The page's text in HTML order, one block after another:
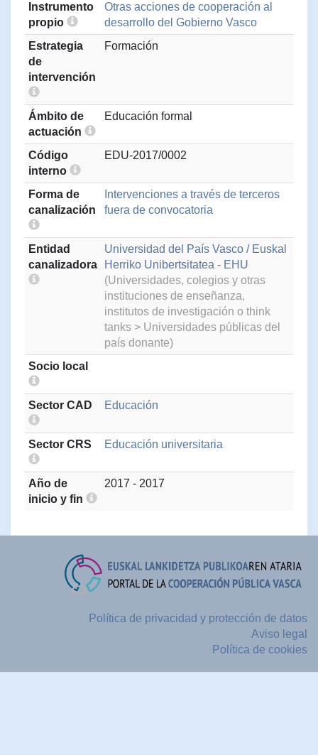
Instrumento
propio
Otras acciones de cooperación al
desarrollo del Gobierno Vasco
Estrategia
de
intervención
Formación
Ámbito de
actuación
Educación formal
Código
interno
EDU-2017/0002
Forma de
canalización
Intervenciones a través de terceros
fuera de convocatoria
Entidad
canalizadora
Universidad del País Vasco / Euskal
Herriko Unibertsitatea - EHU
(Universidades, colegios y otras
instituciones de enseñanza,
institutos de investigación o think
tanks > Universidades públicas del
país donante)
Socio local
Sector CAD Educación
Sector CRS Educación universitaria
Año de
inicio y fin
2017 - 2017
Política de privacidad y protección de datos
Aviso legal
Política de cookies